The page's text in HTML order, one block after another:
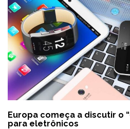
Europa começa a discutir o
para eletrônicos